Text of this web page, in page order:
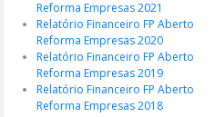
Reforma Empresas 2021
Relatório Financeiro FP Aberto
Reforma Empresas 2020
Relatório Financeiro FP Aberto
Reforma Empresas 2019
Relatório Financeiro FP Aberto
Reforma Empresas 2018